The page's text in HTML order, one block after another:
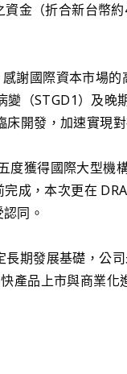
金（折合新台幣
謝國際資本市場
（STGD1）及晚
開發，加速實現
獲得國際大型機
成，本次更在
同。
期發展基礎，公
產品上市與商業